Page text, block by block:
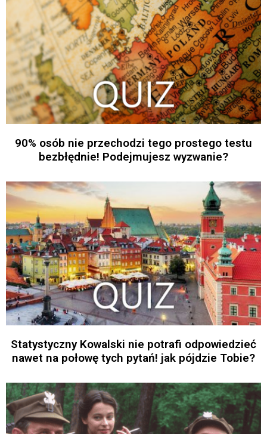
90% osób nie przechodzi tego prostego testu
bezbłędnie! Podejmujesz wyzwanie?
Statystyczny Kowalski nie potrafi odpowiedzieć
nawet na połowę tych pytań! jak pójdzie Tobie?